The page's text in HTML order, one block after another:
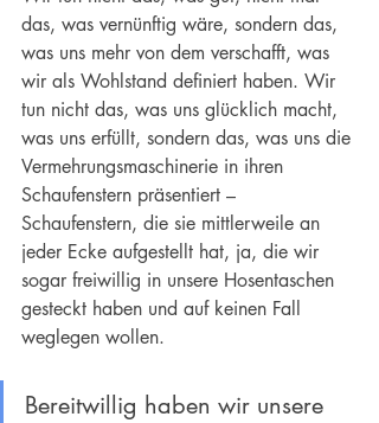
das, was vernünftig wäre, sondern das,
was uns mehr von dem verschafft, was
wir als Wohlstand definiert haben. Wir
tun nicht das, was uns glücklich macht,
was uns erfüllt, sondern das, was uns die
Vermehrungsmaschinerie in ihren
Schaufenstern präsentiert –
Schaufenstern, die sie mittlerweile an
jeder Ecke aufgestellt hat, ja, die wir
sogar freiwillig in unsere Hosentaschen
gesteckt haben und auf keinen Fall
weglegen wollen.
Bereitwillig haben wir unsere